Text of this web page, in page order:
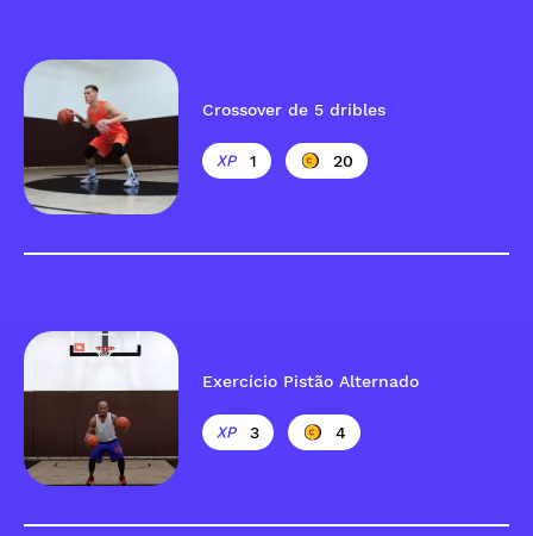
Crossover de 5 dribles
1 20
Exercício Pistão Alternado
3 4